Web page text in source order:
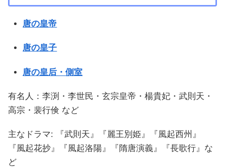
唐の皇帝
唐の皇子
唐の皇后・側室
有名人：李渕・李世民・玄宗皇帝・楊貴妃・武則天・
高宗・裴行倹 など
主なドラマ: 『武則天』『麗王別姫』『風起西州』
『風起花抄』『風起洛陽』『隋唐演義』『長歌行』な
ど